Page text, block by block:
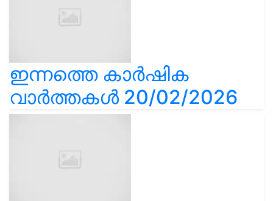
ഇന്നത്തെ കാർഷിക
വാർത്തകൾ 20/02/2026